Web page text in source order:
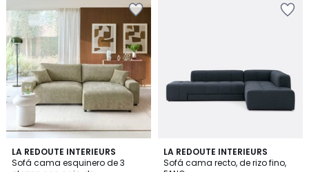
LA REDOUTE INTERIEURS
Sofá cama esquinero de 3
5
/
3
Colores
LA REDOUTE INTERIEURS
Sofá cama recto, de rizo fino,
3
Colores